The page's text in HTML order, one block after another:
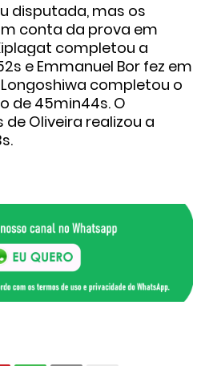
disputada, mas os
conta da prova em
completou a
e Emmanuel Bor fez em
completou o
de 45min44s. O
Oliveira realizou a